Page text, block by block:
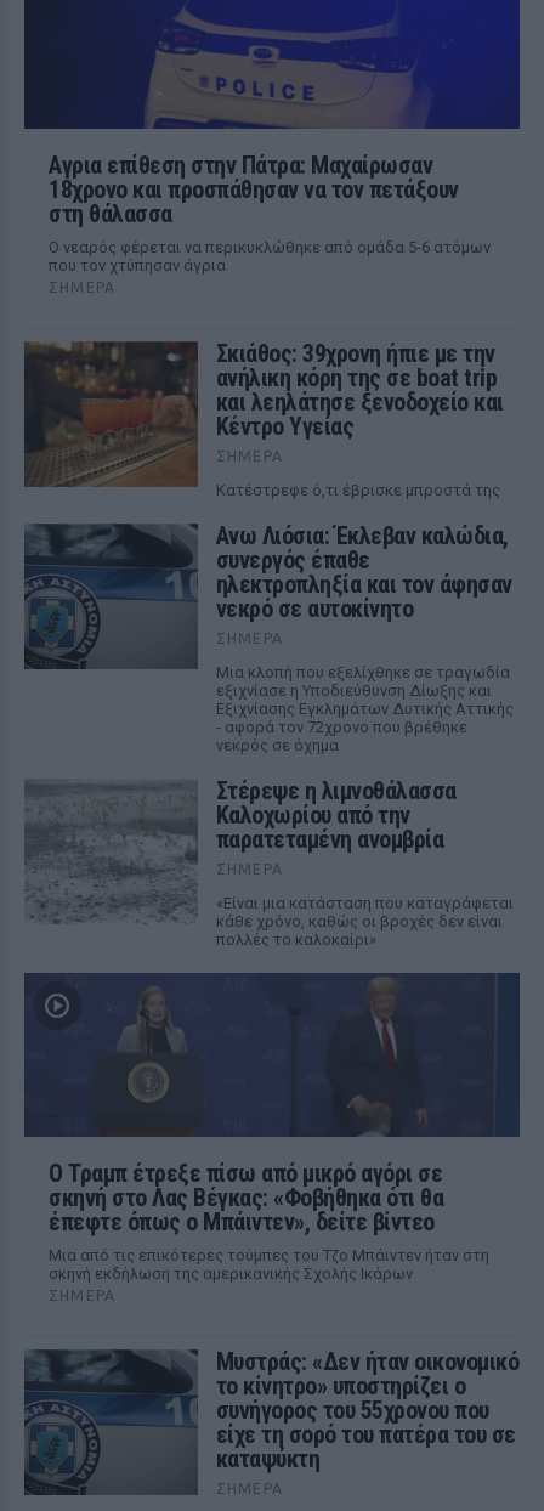
Αγρια επίθεση στην Πάτρα: Μαχαίρωσαν
18χρονο και προσπάθησαν να τον πετάξουν
στη θάλασσα
Ο νεαρός φέρεται να περικυκλώθηκε από ομάδα 5-6 ατόμων
που τον χτύπησαν άγρια
ΣΉΜΕΡΑ
Σκιάθος: 39χρονη ήπιε με την
ανήλικη κόρη της σε boat trip
και λεηλάτησε ξενοδοχείο και
Κέντρο Υγείας
ΣΉΜΕΡΑ
Κατέστρεφε ό,τι έβρισκε μπροστά της
Ανω Λιόσια: Έκλεβαν καλώδια,
συνεργός έπαθε
ηλεκτροπληξία και τον άφησαν
νεκρό σε αυτοκίνητο
ΣΉΜΕΡΑ
Μια κλοπή που εξελίχθηκε σε τραγωδία
εξιχνίασε η Υποδιεύθυνση Δίωξης και
Εξιχνίασης Εγκλημάτων Δυτικής Αττικής
- αφορά τον 72χρονο που βρέθηκε
νεκρός σε όχημα
Στέρεψε η λιμνοθάλασσα
Καλοχωρίου από την
παρατεταμένη ανομβρία
ΣΉΜΕΡΑ
«Είναι μια κατάσταση που καταγράφεται
κάθε χρόνο, καθώς οι βροχές δεν είναι
πολλές το καλοκαίρι»
Ο Τραμπ έτρεξε πίσω από μικρό αγόρι σε
σκηνή στο Λας Βέγκας: «Φοβήθηκα ότι θα
έπεφτε όπως ο Μπάιντεν», δείτε βίντεο
Μια από τις επικότερες τούμπες του Τζο Μπάιντεν ήταν στη
σκηνή εκδήλωση της αμερικανικής Σχολής Ικάρων
ΣΉΜΕΡΑ
Μυστράς: «Δεν ήταν οικονομικό
το κίνητρο» υποστηρίζει ο
συνήγορος του 55χρονου που
είχε τη σορό του πατέρα του σε
καταψύκτη
ΣΉΜΕΡΑ